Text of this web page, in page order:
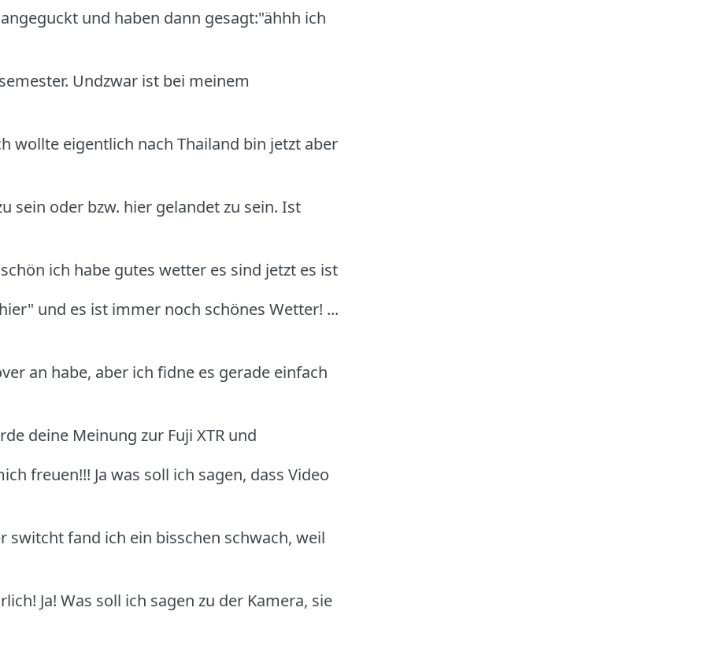
und haben dann gesagt:"ähhh ich
Undzwar ist bei meinem
wollte eigentlich nach Thailand bin jetzt aber
sein oder bzw. hier gelandet zu sein. Ist
ich habe gutes wetter es sind jetzt es ist
und es ist immer noch schönes Wetter! ...
an habe, aber ich fidne es gerade einfach
deine Meinung zur Fuji XTR und
freuen!!! Ja was soll ich sagen, dass Video
switcht fand ich ein bisschen schwach, weil
Ja! Was soll ich sagen zu der Kamera, sie